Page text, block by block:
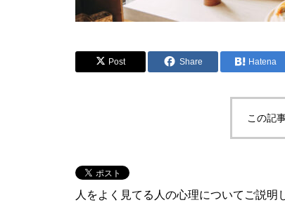
Post Share Hatena
この記
人をよく見てる人の心理についてご説明